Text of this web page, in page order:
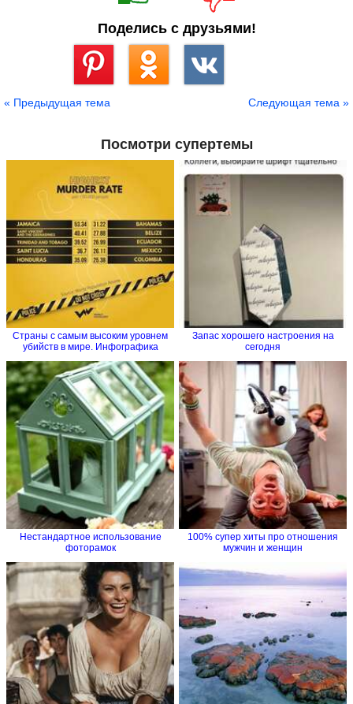
Поделись с друзьями!
« Предыдущая тема Следующая тема »
Посмотри супертемы
Страны с самым высоким уровнем
убийств в мире. Инфографика
Запас хорошего настроения на
сегодня
Нестандартное использование
фоторамок
100% супер хиты про отношения
мужчин и женщин